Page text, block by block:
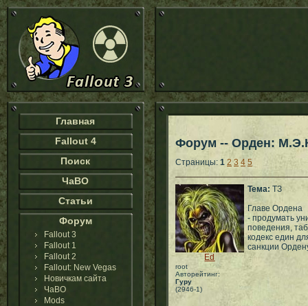
Главная
Fallout 4
Поиск
ЧаВО
Статьи
Форум
Fallout 3
Fallout 1
Fallout 2
Fallout: New Vegas
Новичкам сайта
ЧаВО
Mods
Форум -- Орден:
Страницы: 1 2 3 4 5
Ed
root
Авторейтинг:
Гуру
(2946-1)
Тема: ТЗ
Главе Ордена
- продумать
поведения,
кодекс един
санкции